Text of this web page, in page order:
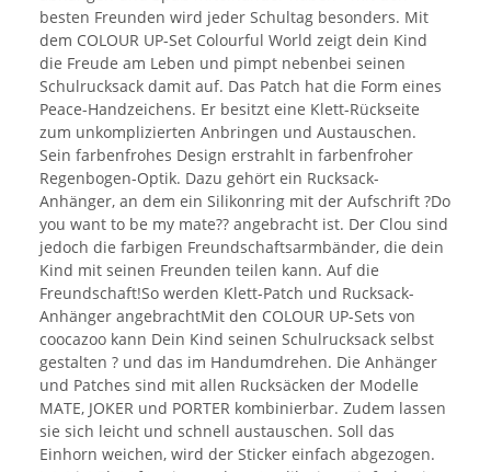
besten Freunden wird jeder Schultag besonders. Mit
dem COLOUR UP-Set Colourful World zeigt dein Kind
die Freude am Leben und pimpt nebenbei seinen
Schulrucksack damit auf. Das Patch hat die Form eines
Peace-Handzeichens. Er besitzt eine Klett-Rückseite
zum unkomplizierten Anbringen und Austauschen.
Sein farbenfrohes Design erstrahlt in farbenfroher
Regenbogen-Optik. Dazu gehört ein Rucksack-
Anhänger, an dem ein Silikonring mit der Aufschrift ?Do
you want to be my mate?? angebracht ist. Der Clou sind
jedoch die farbigen Freundschaftsarmbänder, die dein
Kind mit seinen Freunden teilen kann. Auf die
Freundschaft!So werden Klett-Patch und Rucksack-
Anhänger angebrachtMit den COLOUR UP-Sets von
coocazoo kann Dein Kind seinen Schulrucksack selbst
gestalten ? und das im Handumdrehen. Die Anhänger
und Patches sind mit allen Rucksäcken der Modelle
MATE, JOKER und PORTER kombinierbar. Zudem lassen
sie sich leicht und schnell austauschen. Soll das
Einhorn weichen, wird der Sticker einfach abgezogen.